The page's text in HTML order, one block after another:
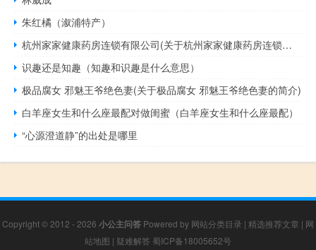
朱红橘（溆浦特产）
杭州家家健康药房连锁有限公司(关于杭州家家健康药房连锁有限公司的简介)
识趣还是知趣（知趣和识趣是什么意思）
极品腐女 邪魅王爷绝色妻(关于极品腐女 邪魅王爷绝色妻的简介)
白羊座女生和什么座最配对做闺蜜（白羊座女生和什么座最配）
“心源澄道静”的出处是哪里
Copyright © 2012 - 2026 小公主问答 Powered by 网站分类目录 | 精选推荐文章 | 网
站地图 | 疑难解答 蜀ICP备18005652号